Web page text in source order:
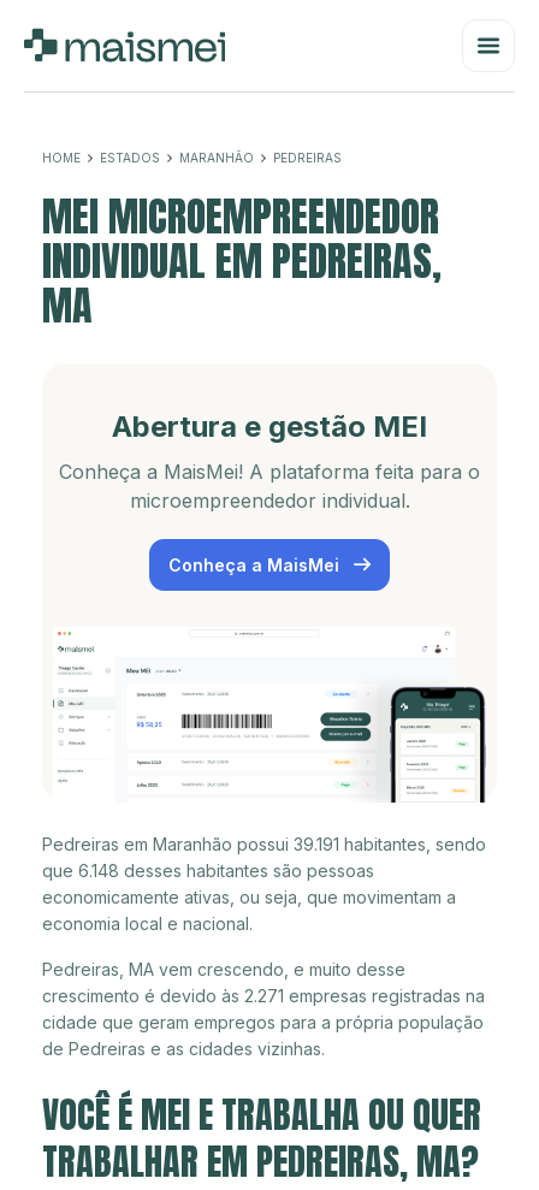
HOME ESTADOS MARANHÃO PEDREIRAS
MEI MICROEMPREENDEDOR
INDIVIDUAL EM PEDREIRAS,
MA
Abertura e gestão MEI
Conheça a MaisMei! A plataforma feita para o
microempreendedor individual.
Conheça a MaisMei
Pedreiras em Maranhão possui 39.191 habitantes, sendo
que 6.148 desses habitantes são pessoas
economicamente ativas, ou seja, que movimentam a
economia local e nacional.
Pedreiras, MA vem crescendo, e muito desse
crescimento é devido às 2.271 empresas registradas na
cidade que geram empregos para a própria população
de Pedreiras e as cidades vizinhas.
VOCÊ É MEI E TRABALHA OU QUER
TRABALHAR EM PEDREIRAS, MA?